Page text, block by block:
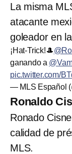
La misma
atacante
goleador en
¡Hat-Trick!🎩
ganando a
pic.twitter.com/
— MLS Español
Ronaldo
Ronado
calidad de
MLS.